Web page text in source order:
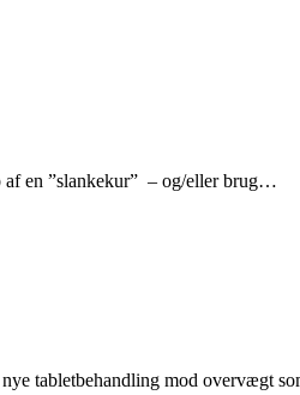
af en ”slankekur” – og/eller brug…
tabletbehandling mod overvægt